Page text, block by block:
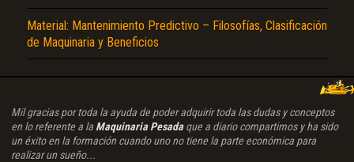
Material: Mantenimiento Predictivo – Filosofías, Clasificación
de Maquinaria y Beneficios
Mil gracias por toda la ayuda de poder adquirir toda las dudas y conceptos
en lo referente a la Maquinaria Pesadaque a diario compartimos y ha sido
un éxito en la formación cuando uno no tiene la parte económica para
realizar un sueño...